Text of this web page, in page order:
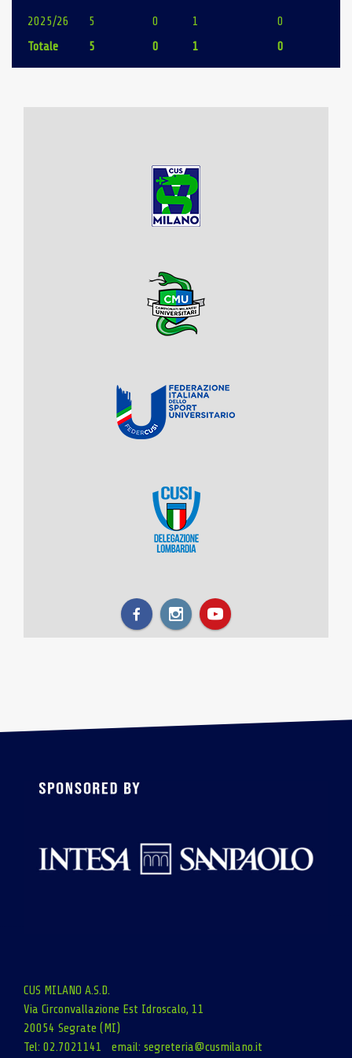
2025/26 5 0 1 0
Totale
5 0 1 0
CUS MILANO A.S.D.
Via Circonvallazione Est Idroscalo, 11
20054 Segrate (MI)
Tel: 02.7021141 email: segreteria@cusmilano.it